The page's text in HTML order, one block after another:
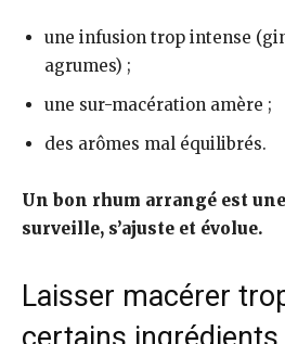
une infusion trop intense
agrumes) ;
une sur-macération amère ;
des arômes mal équilibrés.
Un bon rhum arrangé est
surveille, s’ajuste et évolue.
Laisser macérer